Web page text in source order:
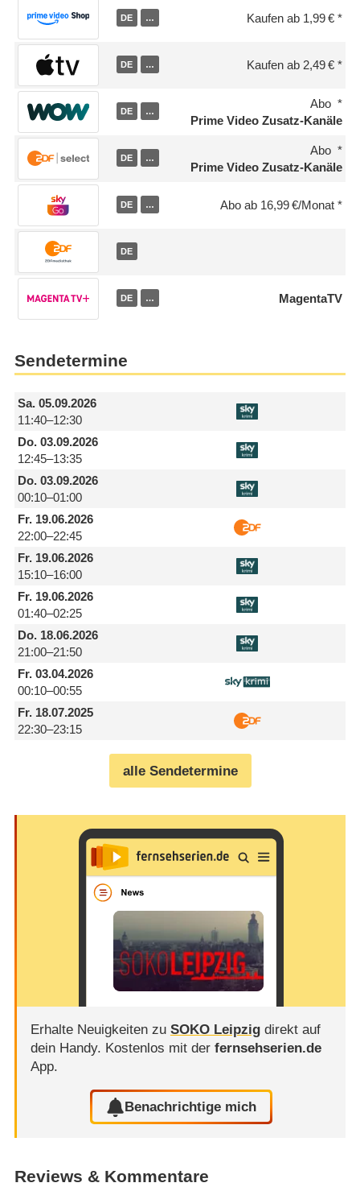
DE … Kaufen ab 1,99 €
DE … Kaufen ab 2,49 €
DE …
Abo
Prime Video Zusatz-Kanäle
DE …
Abo
Prime Video Zusatz-Kanäle
DE … Abo ab 16,99 €/Monat
DE
DE … MagentaTV
Sendetermine
Sa.05.09.2026
11:40–12:30
Do.03.09.2026
12:45–13:35
Do.03.09.2026
00:10–01:00
Fr.19.06.2026
22:00–22:45
Fr.19.06.2026
15:10–16:00
Fr.19.06.2026
01:40–02:25
Do.18.06.2026
21:00–21:50
Fr.03.04.2026
00:10–00:55
Fr.18.07.2025
22:30–23:15
alle Sendetermine
Erhalte Neuigkeiten zu SOKO Leipzigdirekt auf
dein Handy. Kostenlos mit der fernsehserien.de
App.
Benachrichtige mich
Reviews & Kommentare